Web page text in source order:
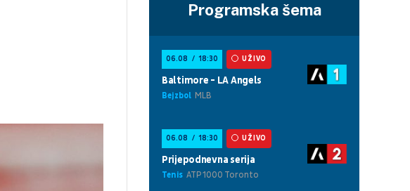
Programska šema